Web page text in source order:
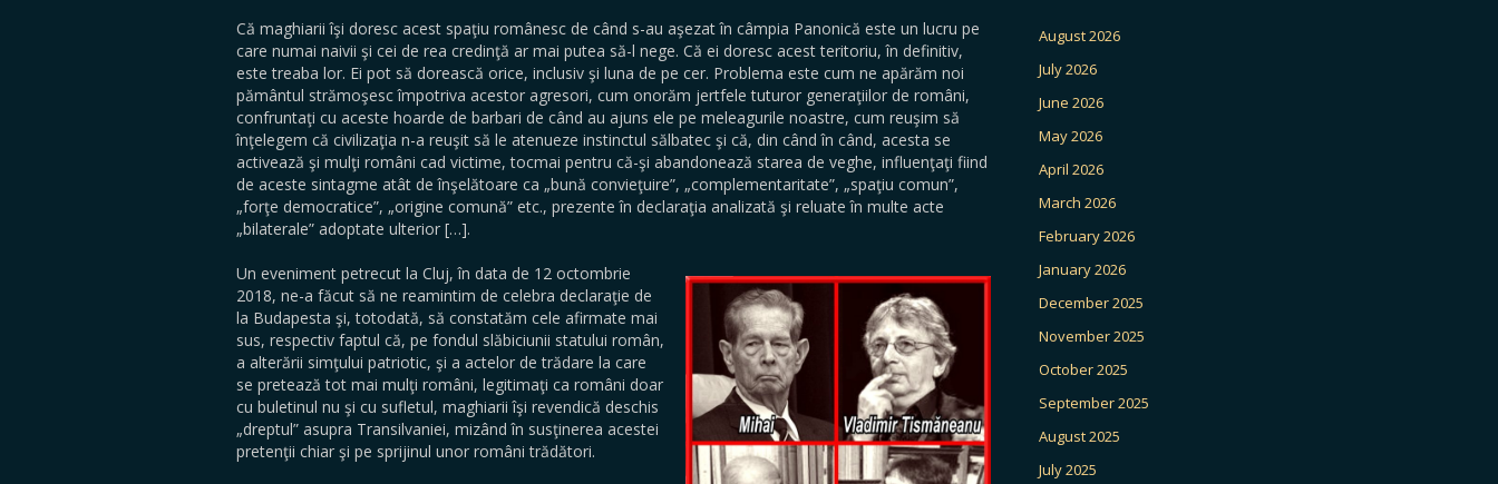
Că maghiarii îşi doresc acest spaţiu românesc de când s-au aşezat în câmpia Panonică este un lucru pe
care numai naivii şi cei de rea credinţă ar mai putea să-l nege. Că ei doresc acest teritoriu, în definitiv,
este treaba lor. Ei pot să dorească orice, inclusiv şi luna de pe cer. Problema este cum ne apărăm noi
pământul strămoşesc împotriva acestor agresori, cum onorăm jertfele tuturor generaţiilor de români,
confruntaţi cu aceste hoarde de barbari de când au ajuns ele pe meleagurile noastre, cum reuşim să
înţelegem că civilizaţia n-a reuşit să le atenueze instinctul sălbatec şi că, din când în când, acesta se
activează şi mulţi români cad victime, tocmai pentru că-şi abandonează starea de veghe, influenţaţi fiind
de aceste sintagme atât de înşelătoare ca „bună convieţuire”, „complementaritate”, „spaţiu comun”,
„forţe democratice”, „origine comună” etc., prezente în declaraţia analizată şi reluate în multe acte
„bilaterale” adoptate ulterior […].
Un eveniment petrecut la Cluj, în data de 12 octombrie
2018, ne-a făcut să ne reamintim de celebra declaraţie de
la Budapesta şi, totodată, să constatăm cele afirmate mai
sus, respectiv faptul că, pe fondul slăbiciunii statului român,
a alterării simţului patriotic, şi a actelor de trădare la care
se pretează tot mai mulţi români, legitimaţi ca români doar
cu buletinul nu şi cu sufletul, maghiarii îşi revendică deschis
„dreptul” asupra Transilvaniei, mizând în susţinerea acestei
pretenţii chiar şi pe sprijinul unor români trădători.
August 2026
July 2026
June 2026
May 2026
April 2026
March 2026
February 2026
January 2026
December 2025
November 2025
October 2025
September 2025
August 2025
July 2025